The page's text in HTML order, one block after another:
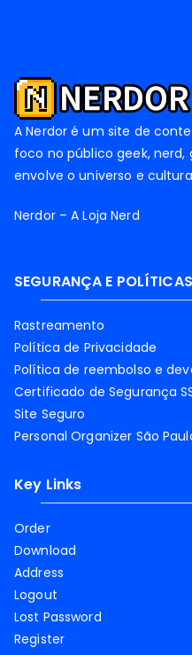
A Nerdor é um site de
foco no público geek,
envolve o universo e
Nerdor – A Loja Nerd
SEGURANÇA E POLÍTICAS
Rastreamento
Política de Privacidade
Política de reembolso e
Certificado de Segurança
Site Seguro
Personal Organizer São
Key Links
Order
Download
Address
Logout
Lost Password
Register